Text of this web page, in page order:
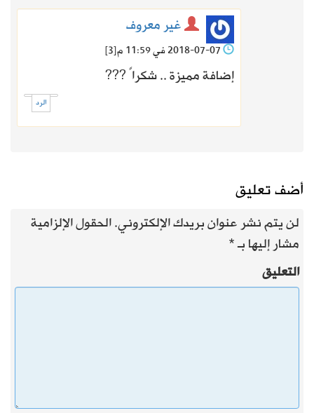
غير معروف
[3]
إضافة مميزة .. شكراً ???
الرد
أضف تعليق
لن يتم نشر عنوان بريدك الإلكتروني.الحقول الإلزامية
مشار إليها بـ*
التعليق